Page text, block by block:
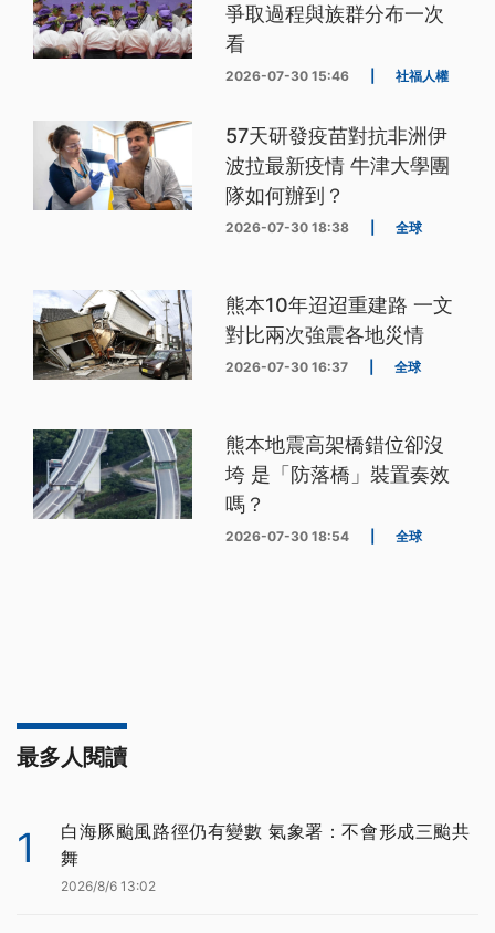
爭取過程與族群分布一次
看
2026-07-30 15:46 社福人權
57天研發疫苗對抗非洲伊
波拉最新疫情 牛津大學團
隊如何辦到？
2026-07-30 18:38 全球
熊本10年迢迢重建路 一文
對比兩次強震各地災情
2026-07-30 16:37 全球
熊本地震高架橋錯位卻沒
垮 是「防落橋」裝置奏效
嗎？
2026-07-30 18:54 全球
最多人閱讀
1
白海豚颱風路徑仍有變數 氣象署：不會形成三颱共
舞
2026/8/6 13:02